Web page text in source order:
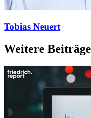
Tobias Neuert
Weitere Beiträge